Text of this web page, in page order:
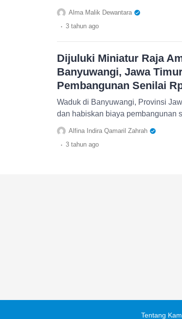
Alma Malik Dewantara
. 3 tahun ago
Dijuluki Miniatur Raja
Banyuwangi, Jawa
Pembangunan Senilai
Waduk di Banyuwangi, Provinsi
dan habiskan biaya pembangunan
Alfina Indira Qamaril Zahrah
. 3 tahun ago
Tentang